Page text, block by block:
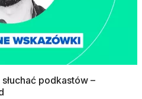
podkastów –